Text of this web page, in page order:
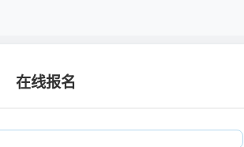
在线报名